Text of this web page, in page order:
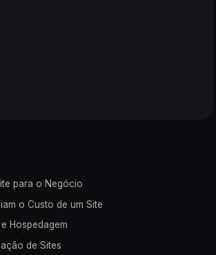
para o Negócio
o Custo de um Site
Hospedagem
de Sites